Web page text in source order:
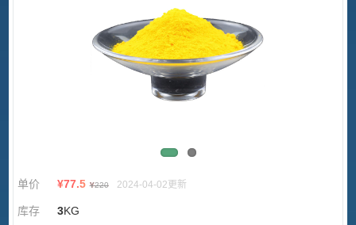
单价 ¥77.5 ¥220 2024-04-02更新
库存 3KG